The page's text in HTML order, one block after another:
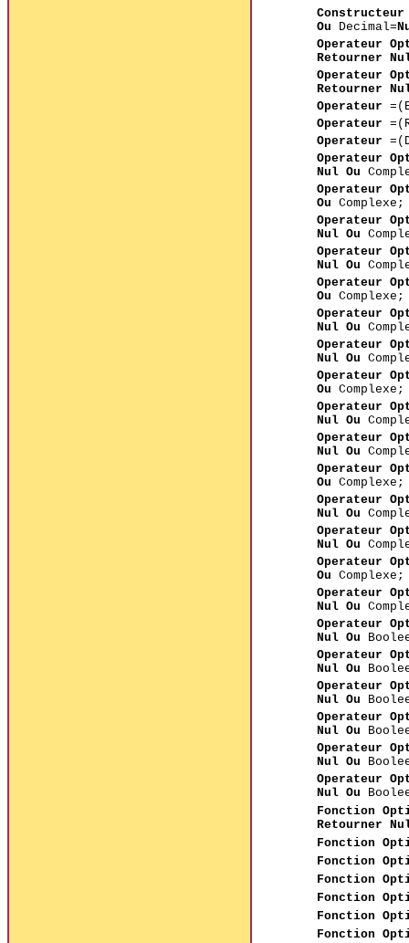
Ou Decimal=
Operateur
Retourner
Operateur
Retourner
Operateur
Operateur
Operateur
Operateur
Nul Ou
Operateur
Ou Complexe;
Operateur
Nul Ou
Operateur
Nul Ou
Operateur
Ou Complexe;
Operateur
Nul Ou
Operateur
Nul Ou
Operateur
Ou Complexe;
Operateur
Nul Ou
Operateur
Nul Ou
Operateur
Ou Complexe;
Operateur
Nul Ou
Operateur
Nul Ou
Operateur
Ou Complexe;
Operateur
Nul Ou
Operateur
Nul Ou
Operateur
Nul Ou
Operateur
Nul Ou
Operateur
Nul Ou
Operateur
Nul Ou
Operateur
Nul Ou
Fonction
Retourner
Fonction
Fonction
Fonction
Fonction
Fonction
Fonction